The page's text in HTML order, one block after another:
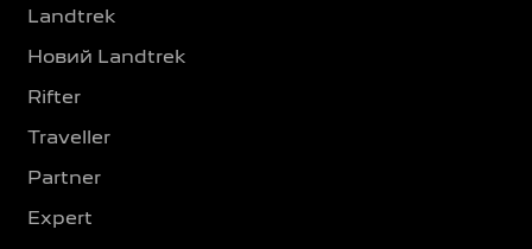
Landtrek
Новий Landtrek
Rifter
Traveller
Partner
Expert